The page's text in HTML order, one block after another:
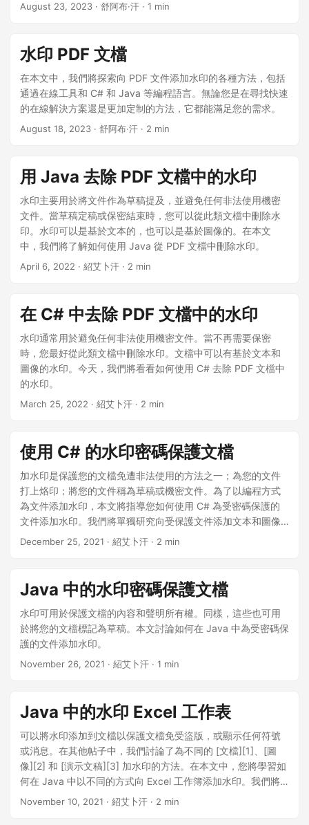
August 23, 2023 · 舒阿布·汗 · 1 min
水印 PDF 文檔
在本文中，我們將探索向 PDF 文件添加水印的各種方法，包括
通過在線工具和 C# 和 Java 等編程語言。無論您是在尋找快速
的在線解決方案還是更加定制的方法，它都能滿足您的需求。
August 18, 2023 · 舒阿布·汗 · 2 min
用 Java 去除 PDF 文檔中的水印
水印主要用於將文件作為草稿提及，並避免任何非法使用機密
文件。當草稿定稿或保密結束時，您可以從此類文檔中刪除水
印。水印可以是基於文本的，也可以是基於圖像的。在本文
中，我們將了解如何使用 Java 從 PDF 文檔中刪除水印。
April 6, 2022 · 紹艾卜汗 · 2 min
在 C# 中去除 PDF 文檔中的水印
水印通常用於避免任何非法使用機密文件。當不再需要保密
時，您最好從此類文檔中刪除水印。文檔中可以有基於文本和
圖像的水印。今天，我們將看看如何使用 C# 去除 PDF 文檔中
的水印。
March 25, 2022 · 紹艾卜汗 · 2 min
使用 C# 的水印密碼保護文檔
加水印是保護您的文檔免遭非法使用的方法之一；為您的文件
打上烙印；將您的文件稱為草稿或機密文件。為了以編程方式
為文件添加水印，本文將指導您如何使用 C# 為受密碼保護的
文件添加水印。我們將單獨研究向受保護文件添加文本和圖像
水印。
December 25, 2021 · 紹艾卜汗 · 2 min
Java 中的水印密碼保護文檔
水印可用於保護文檔的內容和聲明所有權。同樣，這些也可用
於將您的文檔標記為草稿。本文討論如何在 Java 中為受密碼保
護的文件添加水印。
November 26, 2021 · 紹艾卜汗 · 1 min
Java 中的水印 Excel 工作表
可以將水印添加到文檔以保護文檔免受盜版，或顯示任何符號
或消息。在其他帖子中，我們討論了為不同的 [文檔][1]、[圖
像][2] 和 [演示文稿][3] 加水印的方法。在本文中，您將學習如
何在 Java 中以不同的方式向 Excel 工作簿添加水印。我們將
使用每種方法分別應用水印。
November 10, 2021 · 紹艾卜汗 · 2 min